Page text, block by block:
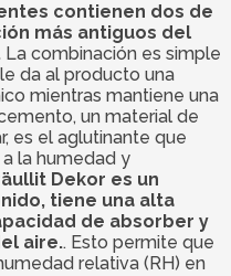
contienen dos de
más antiguos del
La combinación es simple
da al producto una
mientras mantiene una
un material de
es el aglutinante que
la humedad y
Dekor es un
tiene una alta
de absorber y
aire.. Esto permite que
relativa (RH) en